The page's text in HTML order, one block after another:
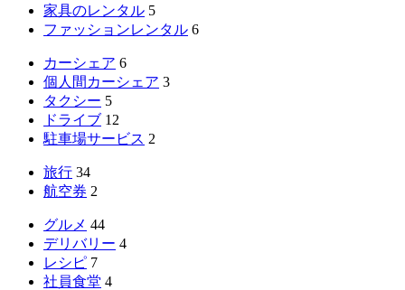
家具のレンタル 5
ファッションレンタル 6
カーシェア 6
個人間カーシェア 3
タクシー 5
ドライブ 12
駐車場サービス 2
旅行 34
航空券 2
グルメ 44
デリバリー 4
レシピ 7
社員食堂 4